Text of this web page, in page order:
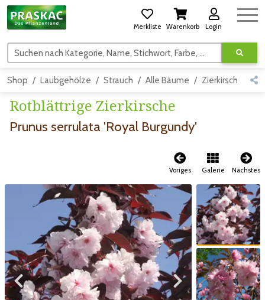
Merkliste Warenkorb Login
Suchen nach Kategorie, Name, Stichwort, Farbe, usw.
Shop Laubgehölze Strauch Alle Bäume Zierkirsche
Rotblättrige Zierkirsche
Prunus serrulata 'Royal Burgundy'
Voriges Galerie Nächstes
Zum vorigen Bild Zum nächsten Bild
Zum vorigen Bild